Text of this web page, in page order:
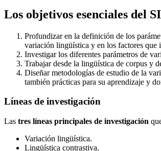
Los objetivos esenciales del
Profundizar en la definición de los
variación lingüística y en los factores que
Investigar los diferentes parámetros de
Trabajar desde la lingüística de corpus y
Diseñar metodologías de estudio de la
también prácticas para su aprendizaje y
Líneas de investigación
Las tres líneas principales de investigación
Variación lingüística.
Lingüística contrastiva.